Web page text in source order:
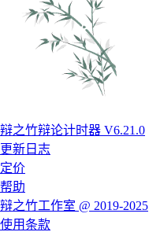
辩之竹辩论计时器 V6.21.0
更新日志
定价
帮助
辩之竹工作室 @ 2019-2025
使用条款